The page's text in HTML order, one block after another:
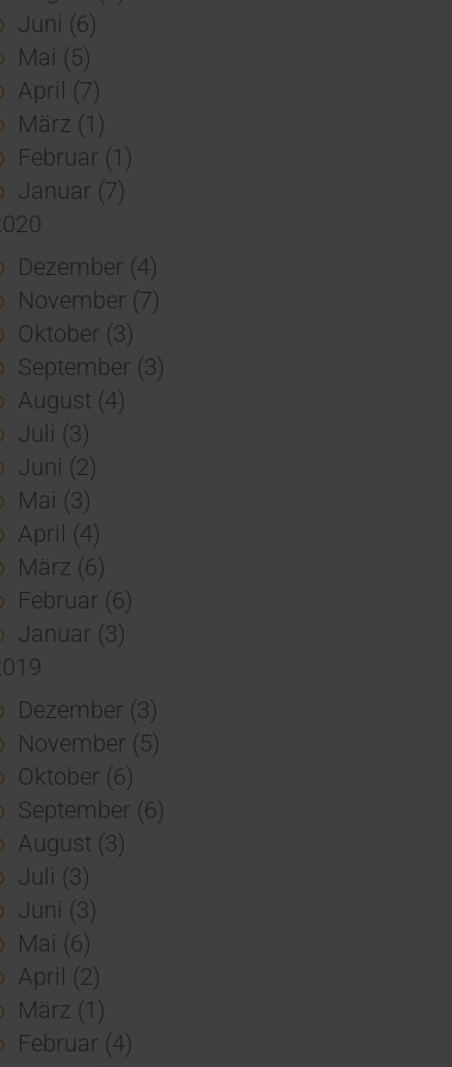
Juni (6)
Mai (5)
April (7)
März (1)
Februar (1)
Januar (7)
Dezember (4)
November (7)
Oktober (3)
September (3)
August (4)
Juli (3)
Juni (2)
Mai (3)
April (4)
März (6)
Februar (6)
Januar (3)
Dezember (3)
November (5)
Oktober (6)
September (6)
August (3)
Juli (3)
Juni (3)
Mai (6)
April (2)
März (1)
Februar (4)